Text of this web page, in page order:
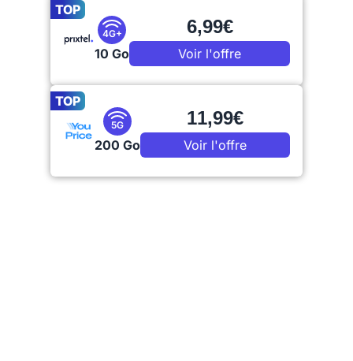
TOP
4G+
10 Go
6,99€
Voir l'offre
TOP
5G
200 Go
11,99€
Voir l'offre